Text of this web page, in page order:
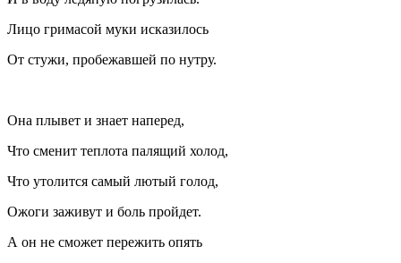
Лицо гримасой муки исказилось
От стужи, пробежавшей по нутру.
Она плывет и знает наперед,
Что сменит теплота палящий холод,
Что утолится самый лютый голод,
Ожоги заживут и боль пройдет.
А он не сможет пережить опять